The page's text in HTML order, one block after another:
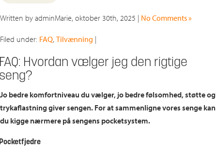
Written by adminMarie, oktober 30th, 2025 | No Comments »
Filed under: FAQ, Tilvænning |
Hvordan vælger jeg den rigtige
Jo bedre komfortniveau du vælger, jo bedre følsomhed, støtte og
trykaflastning giver sengen. For at sammenligne vores senge kan
du kigge nærmere på sengens pocketsystem.